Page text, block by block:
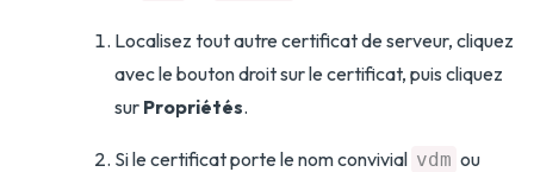
Localisez tout autre certificat de serveur, cliquez
avec le bouton droit sur le certificat, puis cliquez
sur Propriétés.
Si le certificat porte le nom convivial vdm ou